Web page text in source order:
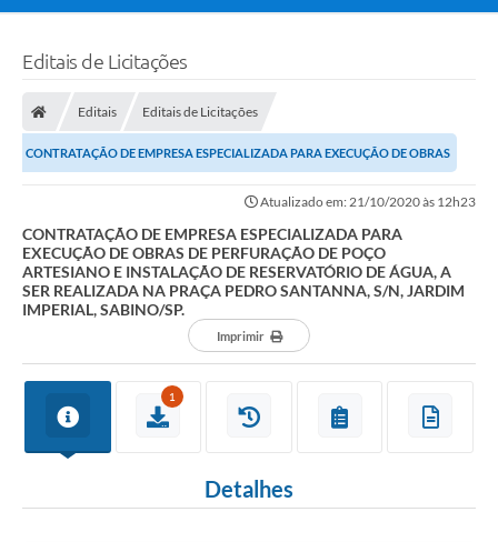
Editais de Licitações
Editais Editais de Licitações
CONTRATAÇÃO DE EMPRESA ESPECIALIZADA PARA EXECUÇÃO DE OBRAS
Atualizado em: 21/10/2020 às 12h23
CONTRATAÇÃO DE EMPRESA ESPECIALIZADA PARA
EXECUÇÃO DE OBRAS DE PERFURAÇÃO DE POÇO
ARTESIANO E INSTALAÇÃO DE RESERVATÓRIO DE ÁGUA, A
SER REALIZADA NA PRAÇA PEDRO SANTANNA, S/N, JARDIM
IMPERIAL, SABINO/SP.
Imprimir
1
Detalhes